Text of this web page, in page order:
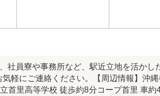
社員寮や事務所など、駅近立地を活かし
軽にご連絡ください。【周辺情報】沖
首里高等学校 徒歩約8分コープ首里 車約